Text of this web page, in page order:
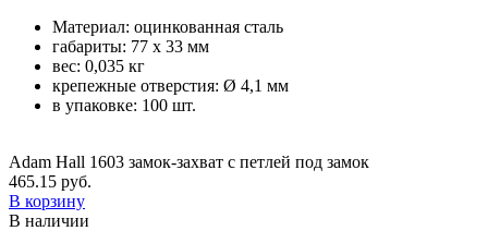
Материал: оцинкованная сталь
габариты: 77 x 33 мм
вес: 0,035 кг
крепежные отверстия: Ø 4,1 мм
в упаковке: 100 шт.
Adam Hall 1603 замок-захват с петлей под замок
465.15 руб.
В корзину
В наличии